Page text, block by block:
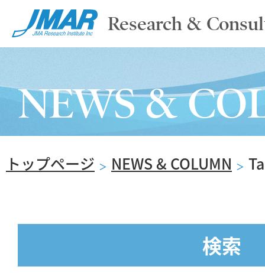
Research &
ABOUT
SERVICE
NEWS & COLUMN
NEWS &
トップページ ＞ NEWS & COLUMN ＞
検索